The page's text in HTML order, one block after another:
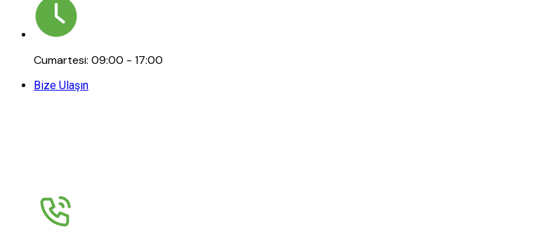
Cumartesi: 09:00 - 17:00
Bize Ulaşın